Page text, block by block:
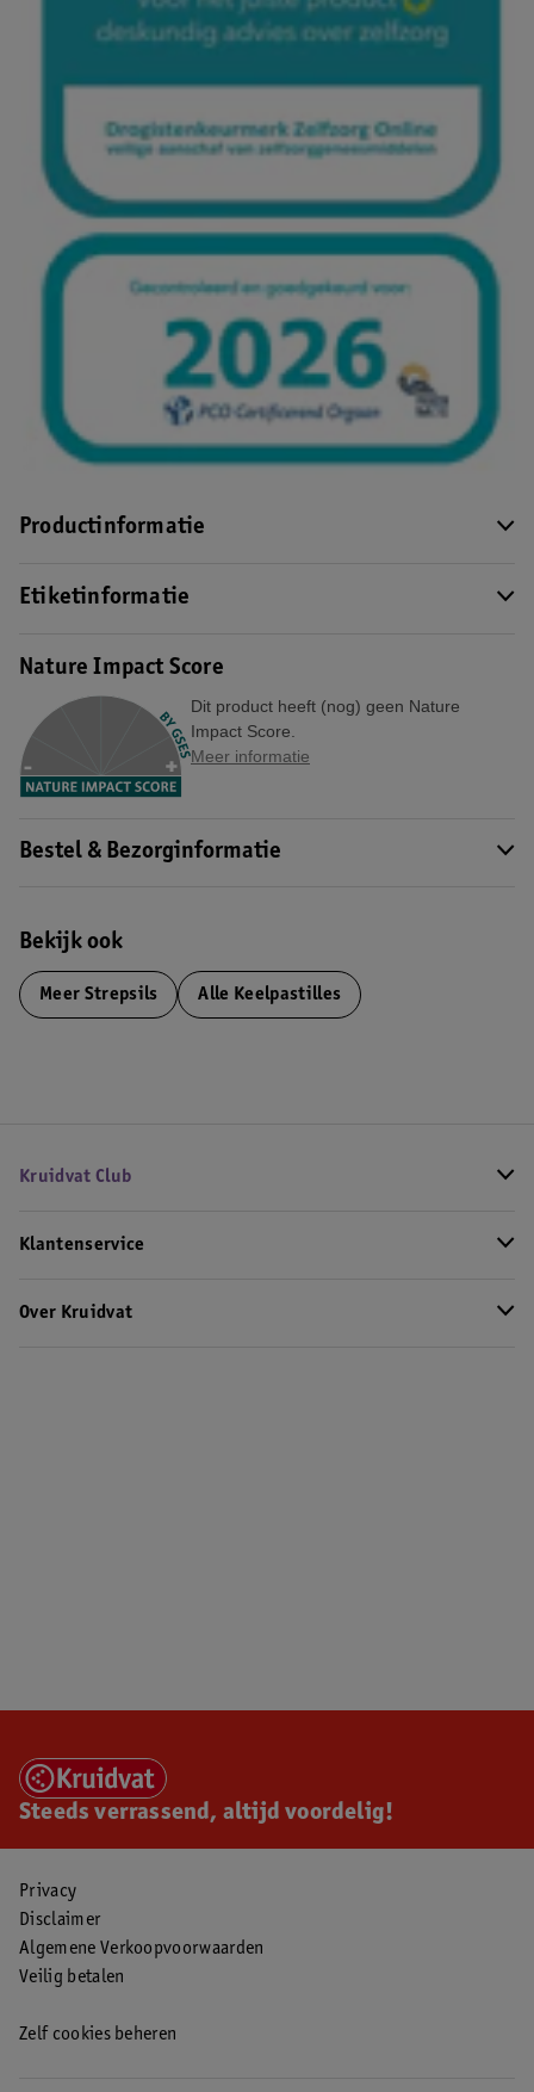
Productinformatie
Etiketinformatie
Nature Impact Score
Dit product heeft (nog) geen Nature
Impact Score.
Meer informatie
Bestel & Bezorginformatie
Bekijk ook
Meer Strepsils Alle Keelpastilles
Kruidvat Club
Klantenservice
Over Kruidvat
Steeds verrassend, altijd voordelig!
Privacy
Disclaimer
Algemene Verkoopvoorwaarden
Veilig betalen
Zelf cookies beheren